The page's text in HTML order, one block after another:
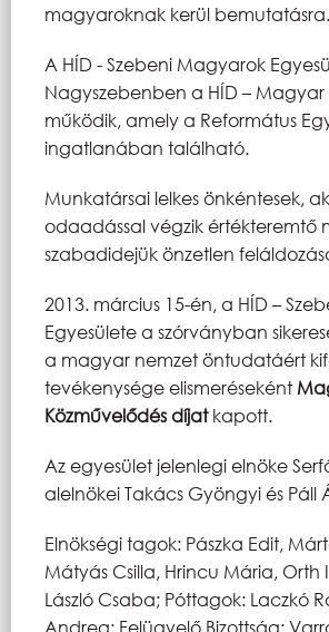
magyaroknak kerül bemutatásra.
A HÍD - Szebeni Magyarok
Nagyszebenben a HÍD –
működik, amely a Református
ingatlanában található.
Munkatársai lelkes önkéntesek,
odaadással végzik értékteremtő
szabadidejük önzetlen
2013. március 15-én, a HÍD –
Egyesülete a szórványban
a magyar nemzet öntudatáért
tevékenysége elismeréseként
Közművelődés díjatkapott.
Az egyesület jelenlegi elnöke
alelnökei Takács Gyöngyi és Páll
Elnökségi tagok: Pászka Edit,
Mátyás Csilla, Hrincu Mária, Orth
László Csaba; Póttagok: Laczkó
Andrea; Felügyelő Bizottság: